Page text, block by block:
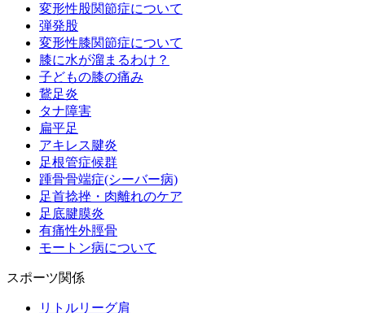
変形性股関節症について
弾発股
変形性膝関節症について
膝に水が溜まるわけ？
子どもの膝の痛み
鵞足炎
タナ障害
扁平足
アキレス腱炎
足根管症候群
踵骨骨端症(シーバー病)
足首捻挫・肉離れのケア
足底腱膜炎
有痛性外脛骨
モートン病について
スポーツ関係
リトルリーグ肩